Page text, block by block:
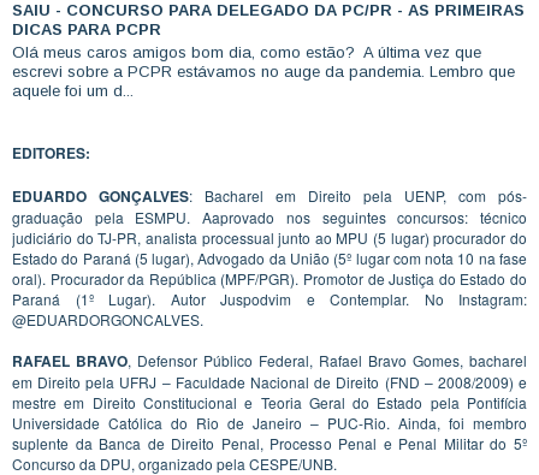
SAIU - CONCURSO PARA DELEGADO DA PC/PR - AS PRIMEIRAS
DICAS PARA PCPR
Olá meus caros amigos bom dia, como estão? A última vez que
escrevi sobre a PCPR estávamos no auge da pandemia. Lembro que
aquele foi um d...
EDITORES:
EDUARDO GONÇALVES: Bacharel em Direito pela UENP, com pós-
graduação pela ESMPU. Aaprovado nos seguintes concursos: técnico
judiciário do TJ-PR, analista processual junto ao MPU (5 lugar) procurador do
Estado do Paraná (5 lugar), Advogado da União (5º lugar com nota 10 na fase
oral). Procurador da República (MPF/PGR). Promotor de Justiça do Estado do
Paraná (1º Lugar). Autor Juspodvim e Contemplar. No Instagram:
@EDUARDORGONCALVES.
RAFAEL BRAVO, Defensor Público Federal, Rafael Bravo Gomes, bacharel
em Direito pela UFRJ – Faculdade Nacional de Direito (FND – 2008/2009) e
mestre em Direito Constitucional e Teoria Geral do Estado pela Pontifícia
Universidade Católica do Rio de Janeiro – PUC-Rio. Ainda, foi membro
suplente da Banca de Direito Penal, Processo Penal e Penal Militar do 5º
Concurso da DPU, organizado pela CESPE/UNB.